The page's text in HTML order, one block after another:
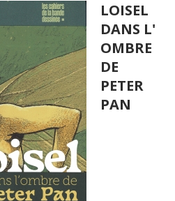
LOISEL
DANS L'
OMBRE
DE
PETER
PAN